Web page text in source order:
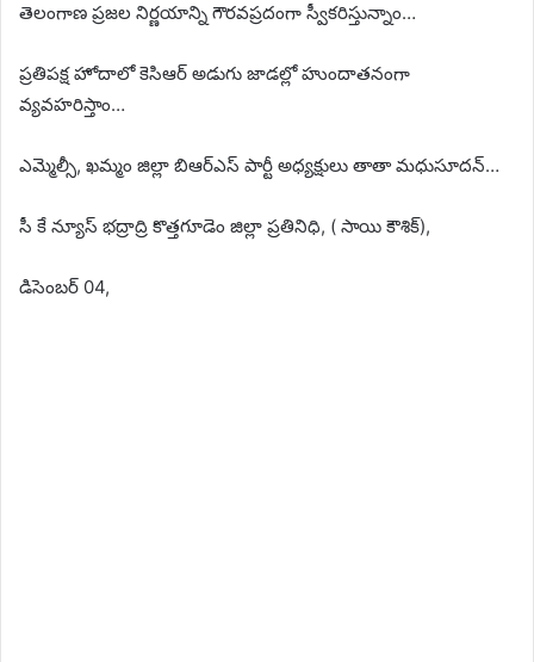
తెలంగాణ ప్రజల నిర్ణయాన్ని గౌరవప్రదంగా స్వీకరిస్తున్నాం…
ప్రతిపక్ష హోదాలో కెసిఆర్ అడుగు జాడల్లో హుందాతనంగా
వ్యవహరిస్తాం…
ఎమ్మెల్సీ, ఖమ్మం జిల్లా బిఆర్ఎస్ పార్టీ అధ్యక్షులు తాతా మధుసూదన్…
సీ కే న్యూస్ భద్రాద్రి కొత్తగూడెం జిల్లా ప్రతినిధి, ( సాయి కౌశిక్),
డిసెంబర్ 04,